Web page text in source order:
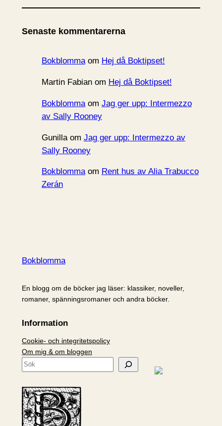
k
v
Senaste kommentarerna
Bokblommaom Hej då Boktipset!
Martin Fabianom Hej då Boktipset!
Bokblommaom Jag ger upp: Intermezzo
av Sally Rooney
Gunillaom Jag ger upp: Intermezzo av
Sally Rooney
Bokblommaom Rent hus av Alia Trabucco
Zerán
Bokblomma
En blogg om de böcker jag läser: klassiker, noveller,
romaner, spänningsromaner och andra böcker.
Information
Cookie- och integritetspolicy
Om mig & om bloggen
S
k